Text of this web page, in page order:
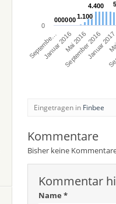
0
00
00
00
00
00
01.100
1.100
4.400
4.400
Septembe…September 2016
Januar 2016Mai 2016Januar 2017
0
Eingetragen in Finbee
Kommentare
Bisher keine
Kommentar
Name *